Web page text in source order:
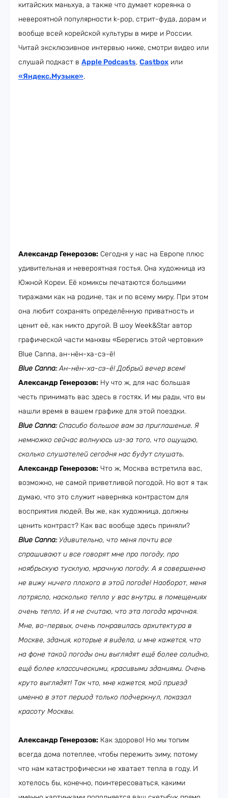
китайских маньхуа, а также что думает кореянка о
невероятной популярности k-pop, стрит-фуда, дорам и
вообще всей корейской культуры в мире и России.
Читай эксклюзивное интервью ниже, смотри видео или
слушай подкаст в Apple Podcasts, Castbox или
«Яндекс.Музыке».
Александр Генерозов: Сегодня у нас на Европе плюс
удивительная и невероятная гостья. Она художница из
Южной Кореи. Её комиксы печатаются большими
тиражами как на родине, так и по всему миру. При этом
она любит сохранять определённую приватность и
ценит её, как никто другой. В шоу Week&Star автор
графической части манхвы «Берегись этой чертовки»
Blue Canna, ан-нён-ха-сэ-ё!
Blue Canna: Ан-нён-ха-сэ-ё!Добрый вечер всем!
Александр Генерозов: Ну что ж, для нас большая
честь принимать вас здесь в гостях. И мы рады, что вы
нашли время в вашем графике для этой поездки.
Blue Canna: Спасибо большое вам за приглашение. Я
немножко сейчас волнуюсь из-за того, что ощущаю,
сколько слушателей сегодня нас будут слушать.
Александр Генерозов: Что ж, Москва встретила вас,
возможно, не самой приветливой погодой. Но вот я так
думаю, что это служит наверняка контрастом для
восприятия людей. Вы же, как художница, должны
ценить контраст? Как вас вообще здесь приняли?
Blue Canna: Удивительно, что меня почти все
спрашивают и все говорят мне про погоду, про
ноябрьскую тусклую, мрачную погоду. А я совершенно
не вижу ничего плохого в этой погоде! Наоборот, меня
потрясло, насколько тепло у вас внутри, в помещениях
очень тепло. И я не считаю, что эта погода мрачная.
Мне, во-первых, очень понравилась архитектура в
Москве, здания, которые я видела, и мне кажется, что
на фоне такой погоды они выглядят ещё более солидно,
ещё более классическими, красивыми зданиями. Очень
круто выглядят! Так что, мне кажется, мой приезд
именно в этот период только подчеркнул, показал
красоту Москвы.
Александр Генерозов: Как здорово! Но мы топим
всегда дома потеплее, чтобы пережить зиму, потому
что нам катастрофически не хватает тепла в году. И
хотелось бы, конечно, поинтересоваться, какими